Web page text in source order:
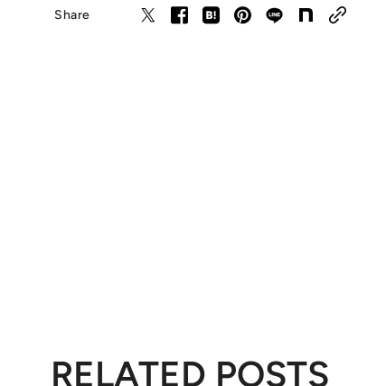
Share
RELATED POSTS